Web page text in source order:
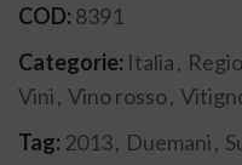
COD: 8391
Categorie: Italia,
Vini, Vino rosso,
Tag: 2013, Duemani,